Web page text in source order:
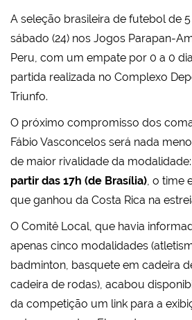
A seleção brasileira de futebol de
sábado (24) nos Jogos Parapan-
Peru, com um empate por 0 a 0
partida realizada no Complexo
Triunfo.
O próximo compromisso dos
Fábio Vasconcelos será nada
de maior rivalidade da modalidade:
partir das 17h (de Brasília), o time
que ganhou da Costa Rica na
O Comitê Local, que havia
apenas cinco modalidades
badminton, basquete em cadeira
cadeira de rodas), acabou
da competição um link para a